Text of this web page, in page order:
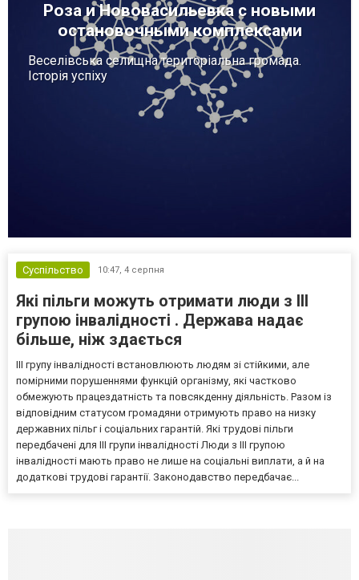
Роза и Нововасильевка с новыми
остановочными комплексами
Веселівська селищна територіальна громада.
Історія успіху
Суспільство 10:47, 4 серпня
Які пільги можуть отримати люди з III
групою інвалідності . Держава надає
більше, ніж здається
III групу інвалідності встановлюють людям зі стійкими, але
помірними порушеннями функцій організму, які частково
обмежують працездатність та повсякденну діяльність. Разом із
відповідним статусом громадяни отримують право на низку
державних пільг і соціальних гарантій. Які трудові пільги
передбачені для III групи інвалідності Люди з III групою
інвалідності мають право не лише на соціальні виплати, а й на
додаткові трудові гарантії. Законодавство передбачає...